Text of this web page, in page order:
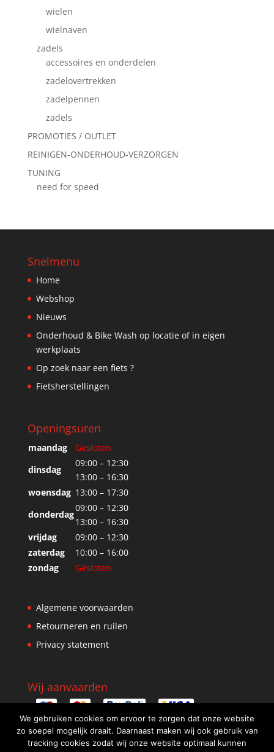
wielen
wielnaven
zadels
accessoires en onderdelen
zadelovertrekken
zadelpennen
zadels
PROMOTIES / OUTLET
REINIGEN-ONDERHOUD-VERZORGEN
TUNING
need for speed
Snelmenu
Home
Webshop
Nieuws
Onderhoud & Bike Wash op locatie of in eigen
werkplaats
Op zoek naar een fiets ?
Fietsherstellingen
Openingsuren
maandag
Gesloten
dinsdag
09:00 – 12:30
13:00 – 16:30
woensdag 13:00 – 17:30
donderdag
09:00 – 12:30
13:00 – 16:30
vrijdag
09:00 – 12:30
zaterdag
10:00 – 16:00
zondag
Gesloten
Algemene voorwaarden
Retourneren en ruilen
Privacy statement
Wij aanvaarden
We gebruiken cookies om ervoor te zorgen dat onze website
zo soepel mogelijk draait. Daarnaast maken wij ook gebruik van
tracking cookies zodat wij onze website optimaal kunnen